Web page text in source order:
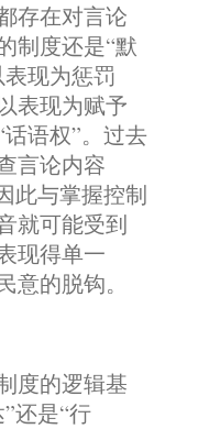
存在对言论
制度还是“默
现为惩罚
表现为赋予
语权”。过去
言论内容
此与掌握控制
就可能受到
现得单一
意的脱钩。
度的逻辑基
还是“行